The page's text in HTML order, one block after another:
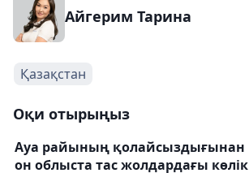
Айгерим Тарина
Қазақстан
Оқи отырыңыз
Ауа райының қолайсыздығынан
он облыста тас жолдардағы көлік